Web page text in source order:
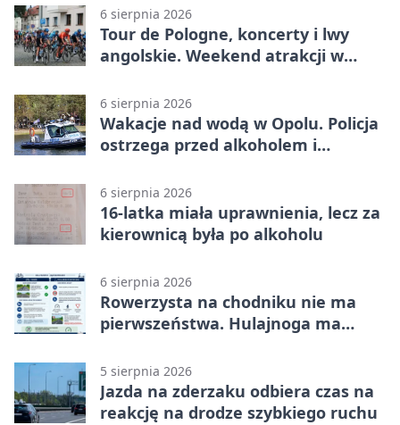
6 sierpnia 2026
Tour de Pologne, koncerty i lwy
angolskie. Weekend atrakcji w
6 sierpnia 2026
Wakacje nad wodą w Opolu. Policja
ostrzega przed alkoholem i
6 sierpnia 2026
16-latka miała uprawnienia, lecz za
kierownicą była po alkoholu
6 sierpnia 2026
Rowerzysta na chodniku nie ma
pierwszeństwa. Hulajnoga ma
5 sierpnia 2026
Jazda na zderzaku odbiera czas na
reakcję na drodze szybkiego ruchu